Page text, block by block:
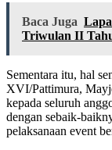
Baca Juga
Triwulan II
Sementara itu, hal
XVI/Pattimura,
kepada seluruh
dengan sebaik-
pelaksanaan event